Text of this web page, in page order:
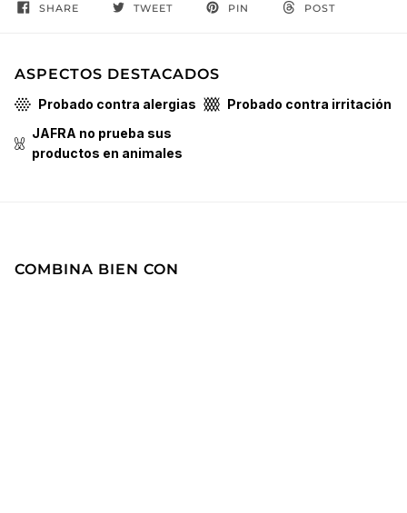
SHARE TWEET PIN POST
ASPECTOS DESTACADOS
Probado contra alergias
Probado contra irritación
JAFRA no prueba sus
productos en animales
COMBINA BIEN CON